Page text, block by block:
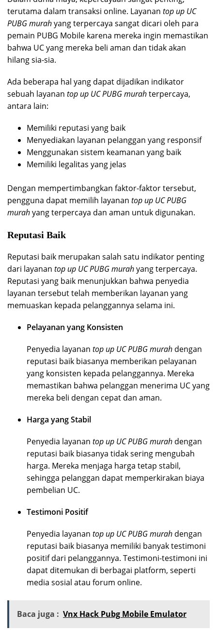
terutama dalam transaksi online. Layanan top up UC
PUBG murahyang terpercaya sangat dicari oleh para
pemain PUBG Mobile karena mereka ingin memastikan
bahwa UC yang mereka beli aman dan tidak akan
hilang sia-sia.
Ada beberapa hal yang dapat dijadikan indikator
sebuah layanan top up UC PUBG murahterpercaya,
antara lain:
Memiliki reputasi yang baik
Menyediakan layanan pelanggan yang responsif
Menggunakan sistem keamanan yang baik
Memiliki legalitas yang jelas
Dengan mempertimbangkan faktor-faktor tersebut,
pengguna dapat memilih layanan top up UC PUBG
murahyang terpercaya dan aman untuk digunakan.
Reputasi Baik
Reputasi baik merupakan salah satu indikator penting
dari layanan top up UC PUBG murahyang terpercaya.
Reputasi yang baik menunjukkan bahwa penyedia
layanan tersebut telah memberikan layanan yang
memuaskan kepada pelanggannya selama ini.
Pelayanan yang Konsisten
Penyedia layanan top up UC PUBG murah dengan
reputasi baik biasanya memberikan pelayanan
yang konsisten kepada pelanggannya. Mereka
memastikan bahwa pelanggan menerima UC yang
mereka beli dengan cepat dan aman.
Harga yang Stabil
Penyedia layanan top up UC PUBG murah dengan
reputasi baik biasanya tidak sering mengubah
harga. Mereka menjaga harga tetap stabil,
sehingga pelanggan dapat memperkirakan biaya
pembelian UC.
Testimoni Positif
Penyedia layanan top up UC PUBG murah dengan
reputasi baik biasanya memiliki banyak testimoni
positif dari pelanggannya. Testimoni-testimoni ini
dapat ditemukan di berbagai platform, seperti
media sosial atau forum online.
Baca juga : Vnx Hack Pubg Mobile Emulator